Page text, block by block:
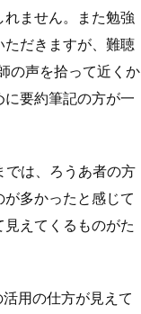
ません。また勉強
だきますが、難聴
の声を拾って近くか
要約筆記の方が一
では、ろうあ者の方
多かったと感じて
えてくるものがた
用の仕方が見えて